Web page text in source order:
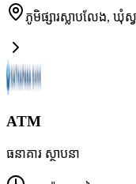
ភូមិផ្សារស្លាបលែង, ឃុំស្
ATM
ធនាគារ ស្ថាបនា